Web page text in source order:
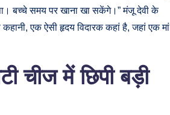
बच्चे समय पर खाना खा सकेंगे।” मंजू देवी के
एक ऐसी हृदय विदारक कहां है, जहां एक मां
चीज में छिपी बड़ी